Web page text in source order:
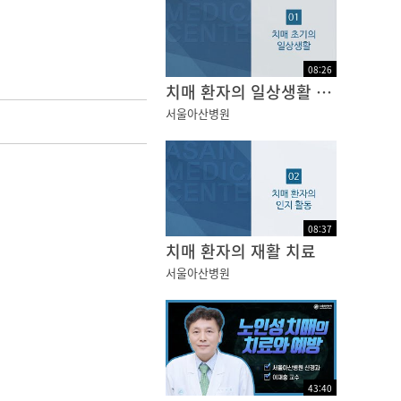
08:26
치매 환자의 일상생활 관리
서울아산병원
08:37
치매 환자의 재활 치료
서울아산병원
43:40